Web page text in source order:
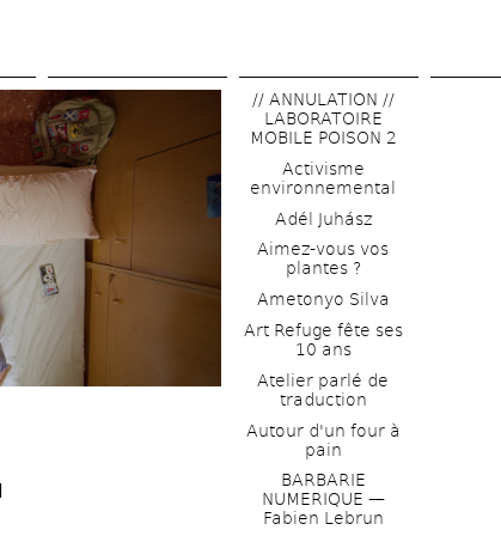
contenu
// ANNULATION //
LABORATOIRE
MOBILE POISON 2
Activisme
environnemental
Adél Juhász
Aimez-vous vos
plantes ?
Ametonyo Silva
Art Refuge fête ses
10 ans
Atelier parlé de
traduction
Autour d'un four à
pain
BARBARIE
NUMERIQUE —
Fabien Lebrun